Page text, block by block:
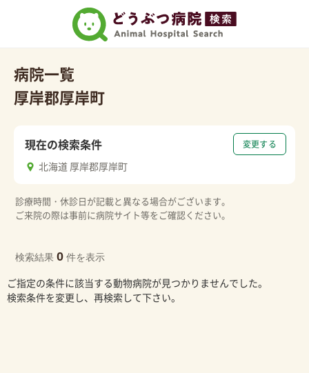
病院一覧
厚岸郡厚岸町
変更する
現在の検索条件
北海道 厚岸郡厚岸町
診療時間・休診日が記載と異なる場合がございます。
ご来院の際は事前に病院サイト等をご確認ください。
検索結果 0 件を表示
ご指定の条件に該当する動物病院が見つかりませんでした。
検索条件を変更し、再検索して下さい。